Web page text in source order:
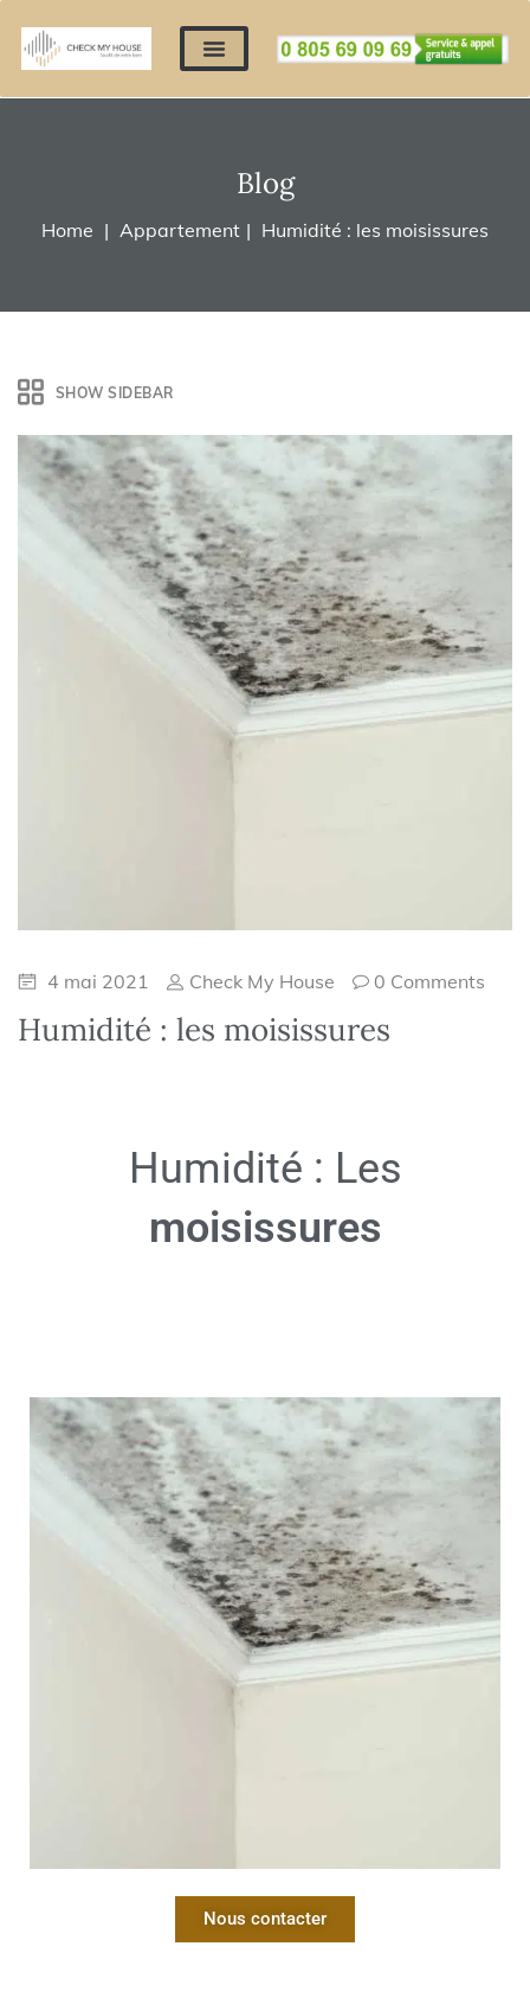
Blog
Home Appartement Humidité : les moisissures
SHOW SIDEBAR
4 mai 2021 Check My House 0 Comments
Humidité : les moisissures
Humidité : Les
moisissures
Nous contacter